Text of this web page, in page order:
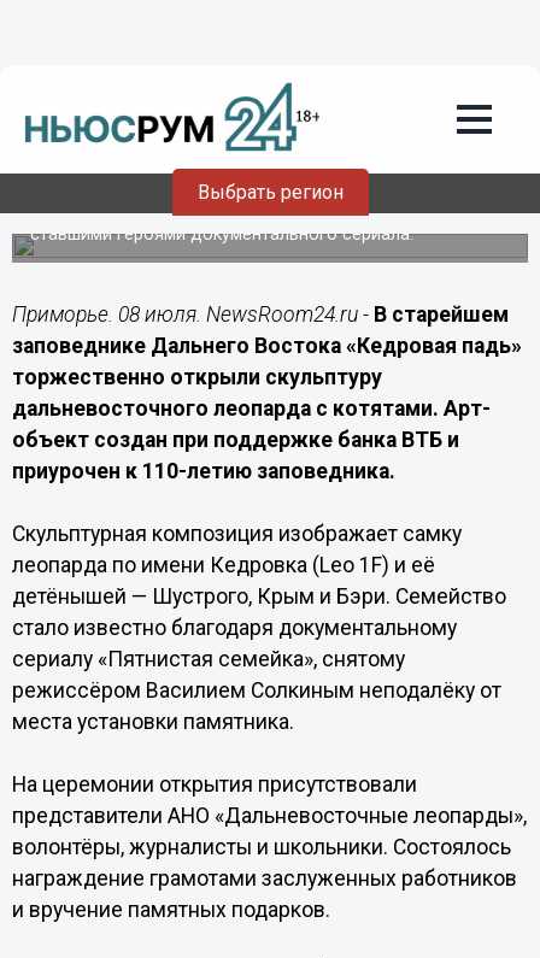
Выбрать регион
В приморском заповеднике «Кедровая
падь» открыли памятник семье
леопардов
Композиция изображает самку Кедровку с детёнышами,
ставшими героями документального сериала.
Приморье. 08 июля. NewsRoom24.ru - В старейшем
заповеднике Дальнего Востока «Кедровая падь»
торжественно открыли скульптуру
дальневосточного леопарда с котятами. Арт-
объект создан при поддержке банка ВТБ и
приурочен к 110-летию заповедника.
Скульптурная композиция изображает самку
леопарда по имени Кедровка (Leo 1F) и её
детёнышей — Шустрого, Крым и Бэри. Семейство
стало известно благодаря документальному
сериалу «Пятнистая семейка», снятому
режиссёром Василием Солкиным неподалёку от
места установки памятника.
На церемонии открытия присутствовали
представители АНО «Дальневосточные леопарды»,
волонтёры, журналисты и школьники. Состоялось
награждение грамотами заслуженных работников
и вручение памятных подарков.